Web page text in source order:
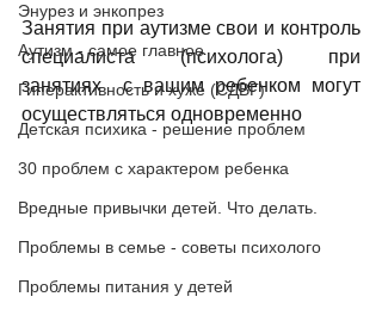
Энурез и энкопрез
Аутизм - самое главное
Гиперактивность и хуже (СДВГ)
Детская психика - решение проблем
30 проблем с характером ребенка
Вредные привычки детей. Что делать.
Проблемы в семье - советы психолого
Проблемы питания у детей
Занятия при аутизме свои и контроль
специалиста (психолога) при
занятиях  с вашим ребенком могут
осуществляться одновременно